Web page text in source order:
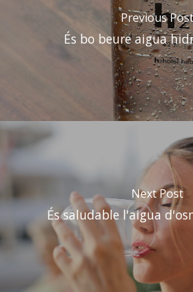
Previous Post
És bo beure aigua
Next Post
És saludable l'aigua